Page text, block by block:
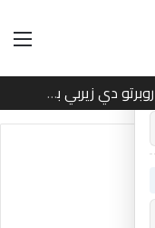
ساندرو تونالي: أقنعه مدرب توتنهام روبرتو دي زيربي بسرعة بالتوقيع